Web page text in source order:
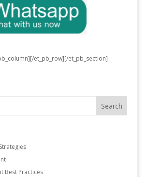
et_pb_row][/et_pb_section]
Best Practices